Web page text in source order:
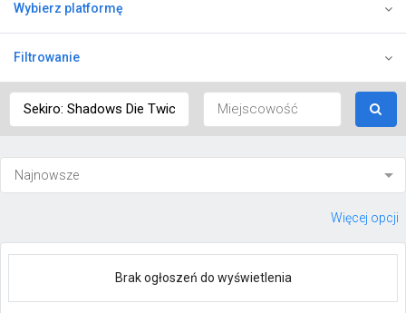
Wybierz platformę
Filtrowanie
Więcej opcji
Brak ogłoszeń do wyświetlenia